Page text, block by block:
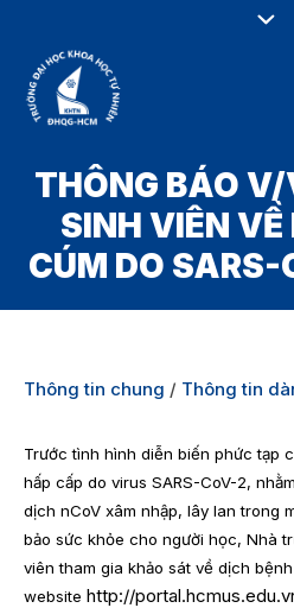
THÔNG BÁO
SINH VIÊN VỀ
CÚM DO
Thông tin chung / Thông tin
Trước tình hình diễn biến phức tạp
hấp cấp do virus SARS-CoV-2,
dịch nCoV xâm nhập, lây lan trong
bảo sức khỏe cho người học, Nhà
viên tham gia khảo sát về dịch
website http://